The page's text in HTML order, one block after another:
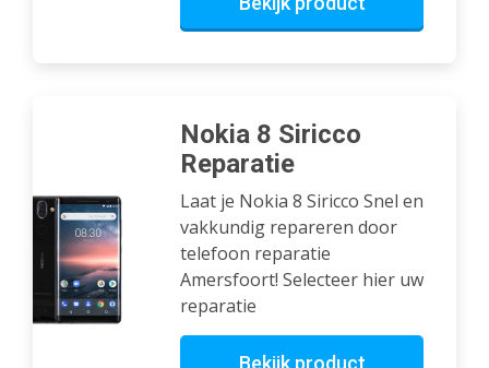
Nokia 8 Siricco
Reparatie
Laat je Nokia 8 Siricco Snel en
vakkundig repareren door
telefoon reparatie
Amersfoort! Selecteer hier uw
reparatie
Bekijk product